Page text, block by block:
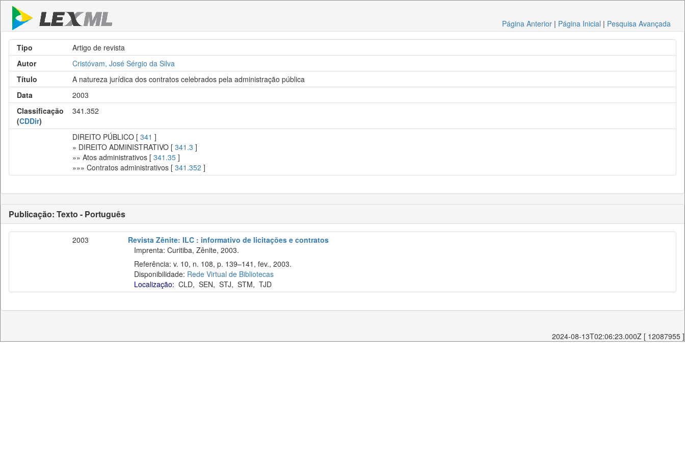
Página Anterior | Página Inicial | Pesquisa Avançada
Tipo
Artigo de revista
Autor
Cristóvam, José Sérgio da Silva
Título
A natureza jurídica dos contratos celebrados pela administração pública
Data
2003
Classificação
(CDDir)
341.352
DIREITO PÚBLICO [ 341 ]
» DIREITO ADMINISTRATIVO [ 341.3 ]
»» Atos administrativos [ 341.35 ]
»»» Contratos administrativos [ 341.352 ]
Publicação: Texto - Português
2003
Revista Zênite: ILC : informativo de licitações e contratos
Imprenta: Curitiba, Zênite, 2003.
Referência: v. 10, n. 108, p. 139–141, fev., 2003.
Disponibilidade: Rede Virtual de Bibliotecas
Localização: CLD, SEN, STJ, STM, TJD
2024-08-13T02:06:23.000Z [ 12087955 ]